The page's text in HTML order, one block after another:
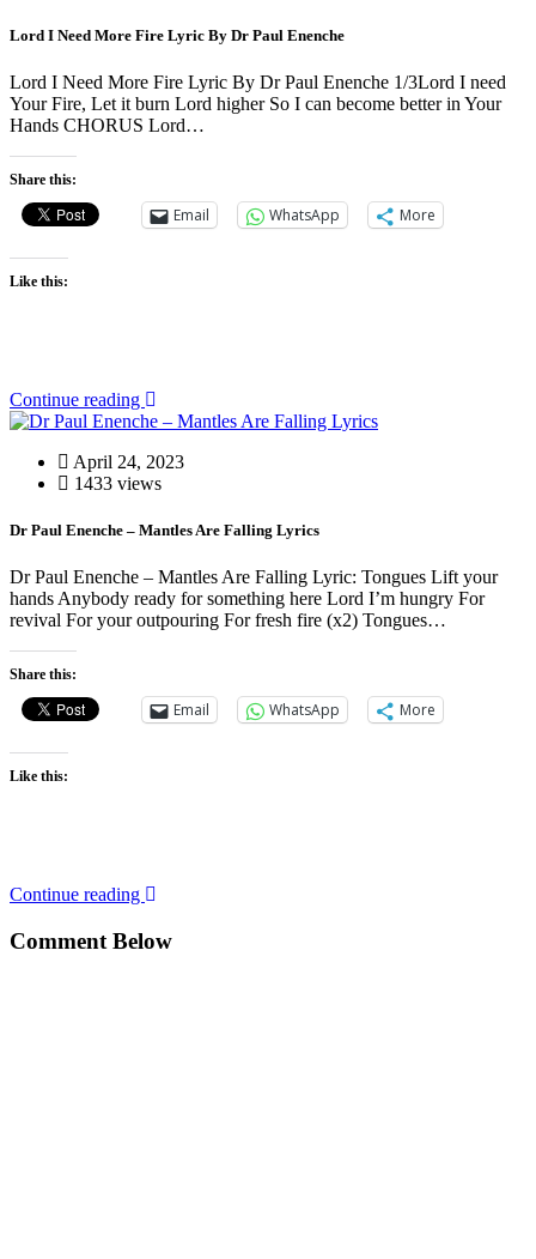
Lord I Need More Fire Lyric By Dr Paul Enenche
Lord I Need More Fire Lyric By Dr Paul Enenche 1/3Lord I need
Your Fire, Let it burn Lord higher So I can become better in Your
Hands CHORUS Lord…
Share this:
Email WhatsApp More
Like this:
Continue reading
April 24, 2023
1433 views
Dr Paul Enenche – Mantles Are Falling Lyrics
Dr Paul Enenche – Mantles Are Falling Lyric: Tongues Lift your
hands Anybody ready for something here Lord I’m hungry For
revival For your outpouring For fresh fire (x2) Tongues…
Share this:
Email WhatsApp More
Like this:
Continue reading
Comment Below